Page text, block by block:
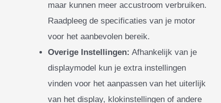
maar kunnen meer accustroom verbruiken.
Raadpleeg de specificaties van je motor
voor het aanbevolen bereik.
Overige Instellingen: Afhankelijk van je
displaymodel kun je extra instellingen
vinden voor het aanpassen van het uiterlijk
van het display, klokinstellingen of andere